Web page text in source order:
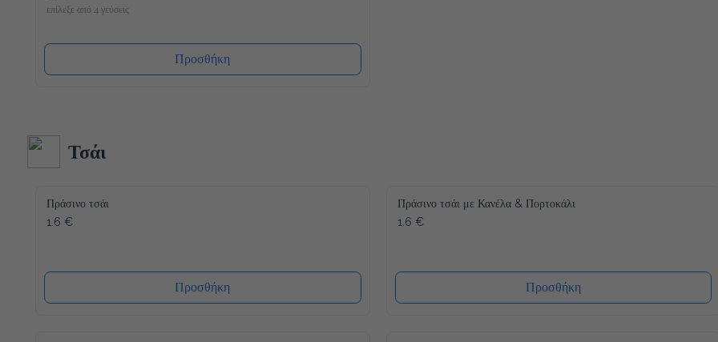
επίλεξε από 4 γεύσεις
Προσθήκη
Τσάι
Πράσινο τσάι
1.6 €
Προσθήκη
Πράσινο τσάι με Κανέλα & Πορτοκάλι
1.6 €
Προσθήκη